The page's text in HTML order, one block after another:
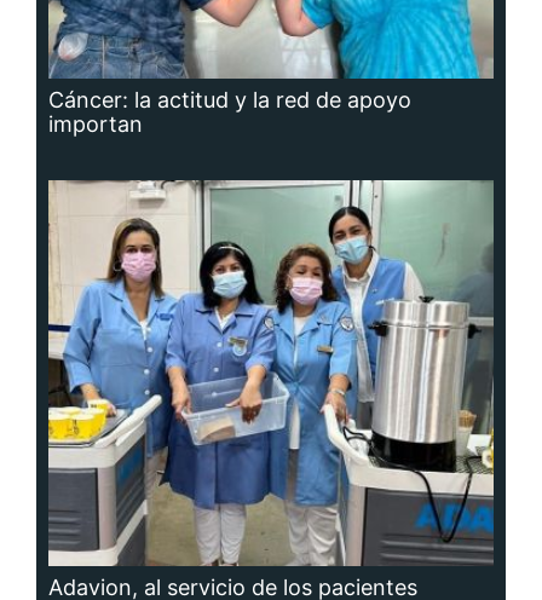
Cáncer: la actitud y la red de apoyo
importan
Adavion, al servicio de los pacientes